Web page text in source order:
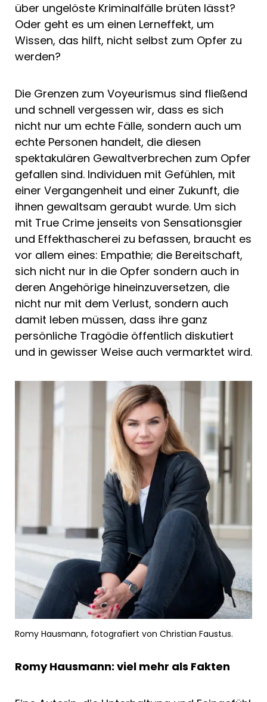
über ungelöste Kriminalfälle brüten lässt?
Oder geht es um einen Lerneffekt, um
Wissen, das hilft, nicht selbst zum Opfer zu
werden?
Die Grenzen zum Voyeurismus sind fließend
und schnell vergessen wir, dass es sich
nicht nur um echte Fälle, sondern auch um
echte Personen handelt, die diesen
spektakulären Gewaltverbrechen zum Opfer
gefallen sind. Individuen mit Gefühlen, mit
einer Vergangenheit und einer Zukunft, die
ihnen gewaltsam geraubt wurde. Um sich
mit True Crime jenseits von Sensationsgier
und Effekthascherei zu befassen, braucht es
vor allem eines: Empathie; die Bereitschaft,
sich nicht nur in die Opfer sondern auch in
deren Angehörige hineinzuversetzen, die
nicht nur mit dem Verlust, sondern auch
damit leben müssen, dass ihre ganz
persönliche Tragödie öffentlich diskutiert
und in gewisser Weise auch vermarktet wird.
Romy Hausmann, fotografiert von Christian Faustus.
Romy Hausmann: viel mehr als Fakten